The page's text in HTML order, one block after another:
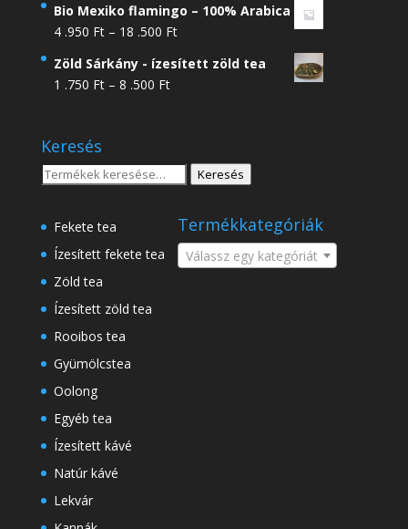
Bio Mexiko flamingo – 100% Arabica
4 .950 Ft – 18 .500 FtÁrtartomány:
.950 Ft
Zöld Sárkány - ízesített zöld tea
1 .750 Ft – 8 .500 FtÁrtartomány:
8
.500 Ft
Keresés
Keresés
Keresés
Fekete tea
Ízesített fekete tea
Zöld tea
Ízesített zöld tea
Rooibos tea
Gyümölcstea
Oolong
Egyéb tea
Ízesített kávé
Natúr kávé
Lekvár
Termékkategóriák
Válassz egy kategóriát